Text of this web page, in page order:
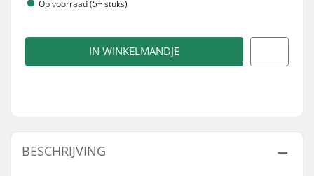
Op voorraad (5+ stuks)
IN WINKELMANDJE
BESCHRIJVING